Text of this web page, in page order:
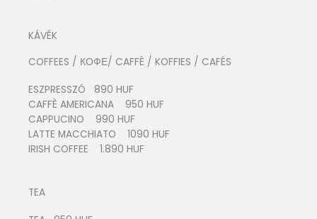
KÁVÉK
COFFEES / КОФЕ/ CAFFÈ / KOFFIES / CAFÉS
ESZPRESSZÓ 890 HUF
CAFFÈ AMERICANA 950 HUF
CAPPUCINO 990 HUF
LATTE MACCHIATO 1090 HUF
IRISH COFFEE 1.890 HUF
TEA